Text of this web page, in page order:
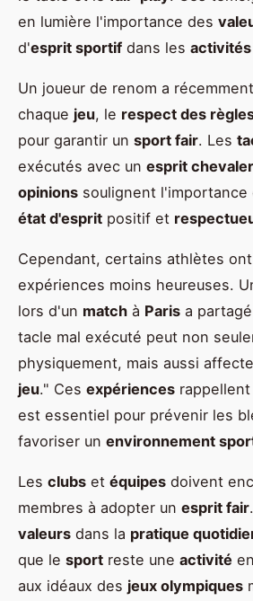
en lumière l'importance des
d'esprit sportif dans les
Un joueur de renom a
chaque jeu, le respect des
pour garantir un sport fair. Les
exécutés avec un esprit
opinions soulignent l'importance
état d'esprit positif et
Cependant, certains athlètes
expériences moins heureuses.
lors d'un match à Paris a
tacle mal exécuté peut non
physiquement, mais aussi
jeu." Ces expériences
est essentiel pour prévenir les
favoriser un environnement
Les clubs et équipes doivent
membres à adopter un esprit fair
valeurs dans la pratique
que le sport reste une activité
aux idéaux des jeux olympiques